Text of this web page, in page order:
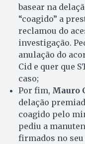
basear na
“coagido” a
reclamou do
investigação.
anulação do
Cid e quer que
caso;
Por fim, Mauro
delação
coagido pelo
pediu a
firmados no seu